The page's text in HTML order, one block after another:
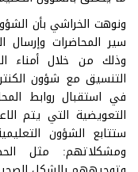
ونوهت الخراشي بأن
سير المحاضرات وإرسال
وذلك من خلال أمناء
التنسيق مع شؤون
في استقبال روابط
التعويضية التي يتم
ستتابع الشؤون
ومشكلاتهم: مثل